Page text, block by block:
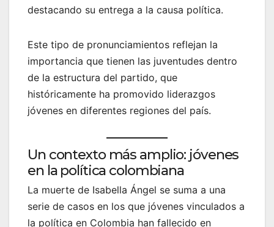
destacando su entrega a la causa política.
Este tipo de pronunciamientos reflejan la
importancia que tienen las juventudes dentro
de la estructura del partido, que
históricamente ha promovido liderazgos
jóvenes en diferentes regiones del país.
Un contexto más amplio: jóvenes
en la política colombiana
La muerte de Isabella Ángel se suma a una
serie de casos en los que jóvenes vinculados a
la política en Colombia han fallecido en